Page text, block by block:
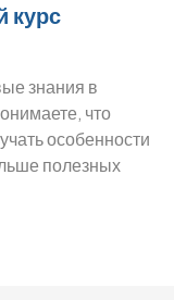
курс
знания в
что
особенности
полезных